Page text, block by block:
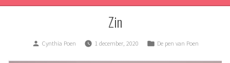
Zin
Posted
Cynthia Poen 1 december, 2020
Posted
De pen van Poen